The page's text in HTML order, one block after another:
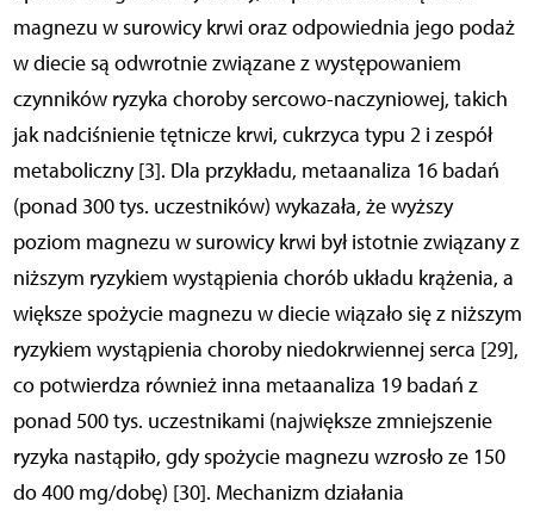
magnezu w surowicy krwi oraz odpowiednia jego podaż
w diecie są odwrotnie związane z występowaniem
czynników ryzyka choroby sercowo-naczyniowej, takich
jak nadciśnienie tętnicze krwi, cukrzyca typu 2 i zespół
metaboliczny [3]. Dla przykładu, metaanaliza 16 badań
(ponad 300 tys. uczestników) wykazała, że wyższy
poziom magnezu w surowicy krwi był istotnie związany z
niższym ryzykiem wystąpienia chorób układu krążenia, a
większe spożycie magnezu w diecie wiązało się z niższym
ryzykiem wystąpienia choroby niedokrwiennej serca [29],
co potwierdza również inna metaanaliza 19 badań z
ponad 500 tys. uczestnikami (największe zmniejszenie
ryzyka nastąpiło, gdy spożycie magnezu wzrosło ze 150
do 400 mg/dobę) [30]. Mechanizm działania